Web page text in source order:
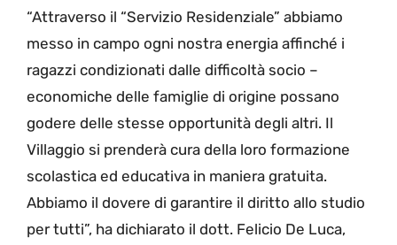
“Attraverso il “Servizio Residenziale” abbiamo
messo in campo ogni nostra energia affinché i
ragazzi condizionati dalle difficoltà socio –
economiche delle famiglie di origine possano
godere delle stesse opportunità degli altri. Il
Villaggio si prenderà cura della loro formazione
scolastica ed educativa in maniera gratuita.
Abbiamo il dovere di garantire il diritto allo studio
per tutti”, ha dichiarato il dott. Felicio De Luca,